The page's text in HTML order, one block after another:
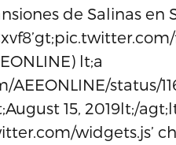
de Salinas en
lt;a
status/
15, 2019lt;/
widgets.js’